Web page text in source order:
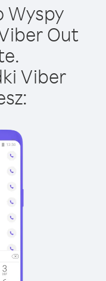
Wyspy
Out
Viber